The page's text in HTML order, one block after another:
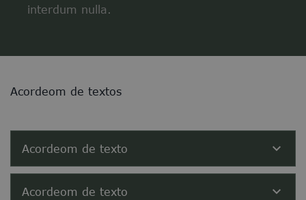
interdum nulla.
Acordeom de textos
Acordeom de texto
Acordeom de texto